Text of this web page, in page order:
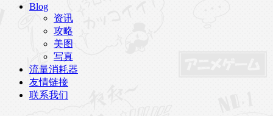
Blog
资讯
攻略
美图
写真
流量消耗器
友情链接
联系我们